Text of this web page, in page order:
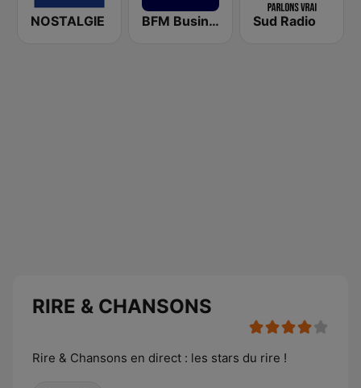
NOSTALGIE BFM Business 100.8 FM Sud Radio
RIRE & CHANSONS
Rire & Chansons en direct : les stars du rire !